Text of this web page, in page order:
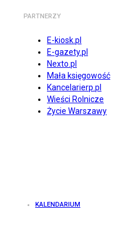
PARTNERZY
E-kiosk.pl
E-gazety.pl
Nexto.pl
Mała księgowość
Kancelarierp.pl
Wieści Rolnicze
Życie Warszawy
KALENDARIUM